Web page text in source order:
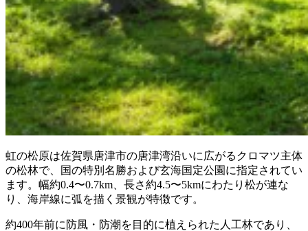
虹の松原は佐賀県唐津市の唐津湾沿いに広がるクロマツ主体
の松林で、国の特別名勝および玄海国定公園に指定されてい
ます。幅約0.4〜0.7km、長さ約4.5〜5kmにわたり松が連な
り、海岸線に弧を描く景観が特徴です。
約400年前に防風・防潮を目的に植えられた人工林であり、